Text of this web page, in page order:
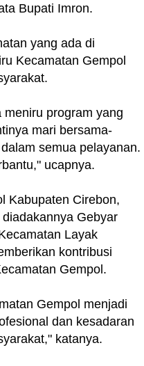
Bupati Imron.
yang ada di
Kecamatan Gempol
program yang
mari bersama-
semua pelayanan.
ucapnya.
Kabupaten Cirebon,
Gebyar
Layak
kontribusi
Gempol.
Gempol menjadi
dan kesadaran
katanya.